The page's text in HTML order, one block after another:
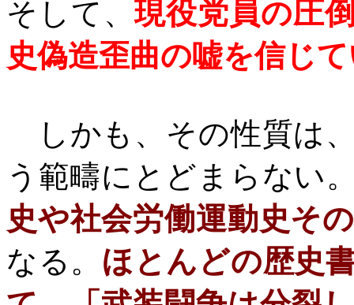
そして、現役党員の圧
史偽造歪曲の嘘を信じ
しかも、その性質は
う範疇にとどまらない
史や社会労働運動史そ
なる。 ほとんどの歴史